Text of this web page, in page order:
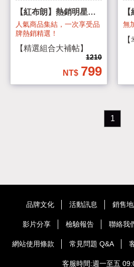
【紅布朗】熱銷明星組
｜中元普渡拜拜箱｜零
食分享箱
人氣商品集結，一次享受品
牌熱銷精選！
【精選組合大補帖】
1210
799
色
無
1
品牌文化 活動訊息 銷售
影片分享 檢驗報告 聯絡我
網站使用條款 常見問題 Q&A
客服時間:週一至五